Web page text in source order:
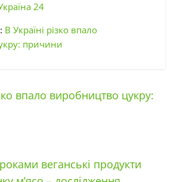
24
В Україні різко впало
причини
впало виробництво цукру:
веганські продукти